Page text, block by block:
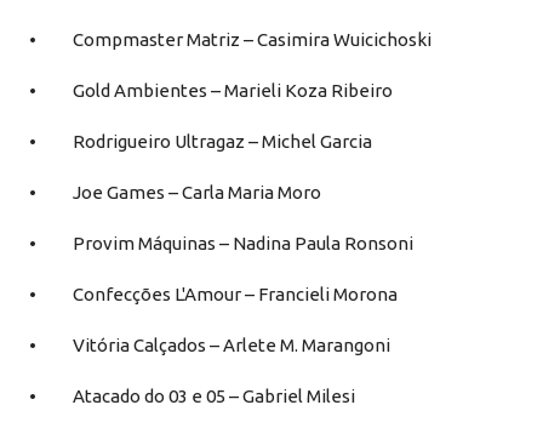
• Compmaster Matriz – Casimira Wuicichoski
• Gold Ambientes – Marieli Koza Ribeiro
• Rodrigueiro Ultragaz – Michel Garcia
• Joe Games – Carla Maria Moro
• Provim Máquinas – Nadina Paula Ronsoni
• Confecções L'Amour – Francieli Morona
• Vitória Calçados – Arlete M. Marangoni
• Atacado do 03 e 05 – Gabriel Milesi